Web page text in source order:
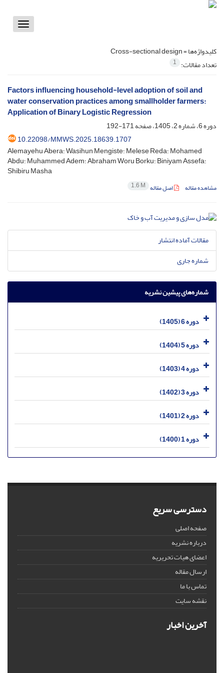
Toggle
کلیدواژه‌ها =Cross-sectional design
تعداد مقالات: 1
Factors influencing household-level adoption of soil and
water conservation practices among smallholder farmers:
Application of Binary Logistic Regression
دوره 6، شماره 2، 1405، صفحه
171-192
10.22098/MMWS.2025.18639.1707
Alemayehu Abera؛ Wasihun Mengiste؛ Melese Reda؛ Mohamed
Abdu؛ Muhammed Adem؛ Abraham Woru Borku؛ Biniyam Assefa؛
Shibiru Masha
مشاهده مقاله اصل مقاله 1.6 M
مقالات آماده انتشار
شماره جاری
شماره‌های پیشین نشریه
دوره 6 (1405)
دوره 5 (1404)
دوره 4 (1403)
دوره 3 (1402)
دوره 2 (1401)
دوره 1 (1400)
دسترسی سریع
صفحه اصلی
درباره نشریه
اعضای هیات تحریریه
ارسال مقاله
تماس با ما
نقشه سایت
آخرین اخبار